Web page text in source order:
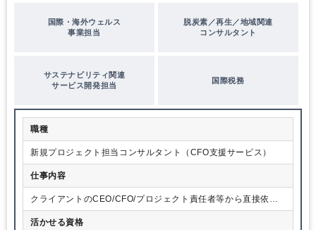
国際・海外ウェルス
事業担当
脱炭素／再生／地域関連
コンサルタント
サステナビリティ関連
サービス開発担当
国際税務
職種
新規プロジェクト担当コンサルタント（CFO支援サービス）
仕事内容
クライアントのCEO/CFO/プロジェクト責任者等から直接依頼
を受け、クライアントの新規部署の立ち上げ支援、プロジェク
トのPMO機能を担い、会計税務スキルを起点にクライアントの
活かせる資格